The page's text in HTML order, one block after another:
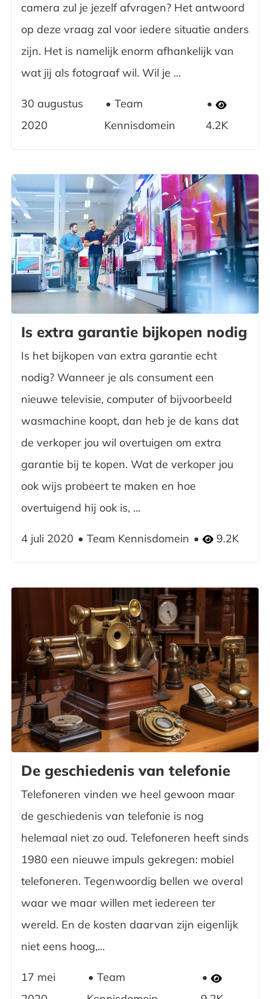
camera zul je jezelf afvragen? Het antwoord
op deze vraag zal voor iedere situatie anders
zijn. Het is namelijk enorm afhankelijk van
wat jij als fotograaf wil. Wil je ...
30 augustus
2020
Team
Kennisdomein
4.2K
Is extra garantie bijkopen nodig
Is het bijkopen van extra garantie echt
nodig? Wanneer je als consument een
nieuwe televisie, computer of bijvoorbeeld
wasmachine koopt, dan heb je de kans dat
de verkoper jou wil overtuigen om extra
garantie bij te kopen. Wat de verkoper jou
ook wijs probeert te maken en hoe
overtuigend hij ook is, ...
4 juli 2020 Team Kennisdomein 9.2K
De geschiedenis van telefonie
Telefoneren vinden we heel gewoon maar
de geschiedenis van telefonie is nog
helemaal niet zo oud. Telefoneren heeft sinds
1980 een nieuwe impuls gekregen: mobiel
telefoneren. Tegenwoordig bellen we overal
waar we maar willen met iedereen ter
wereld. En de kosten daarvan zijn eigenlijk
niet eens hoog,...
17 mei
Team